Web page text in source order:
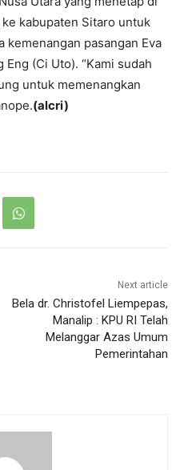
kabupaten Sitaro untuk
kemenangan pasangan Eva
Eng (Ci Uto). “Kami sudah
untuk memenangkan
(alcri)
Next article
Bela dr. Christofel Liempepas,
Manalip : KPU RI Telah
Melanggar Azas Umum
Pemerintahan